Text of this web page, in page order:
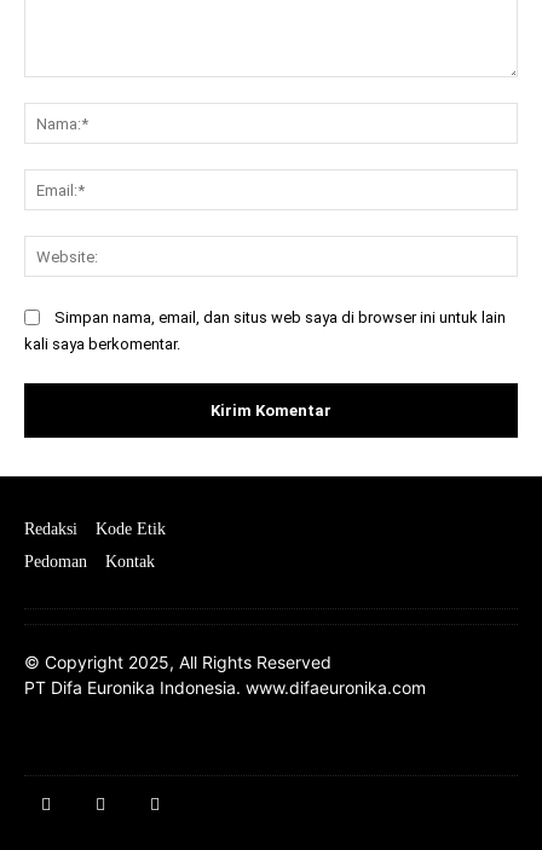
Simpan nama, email, dan situs web saya di browser ini untuk lain
kali saya berkomentar.
Redaksi
Kode Etik
Pedoman
Kontak
© Copyright 2025, All Rights Reserved
PT Difa Euronika Indonesia. www.difaeuronika.com